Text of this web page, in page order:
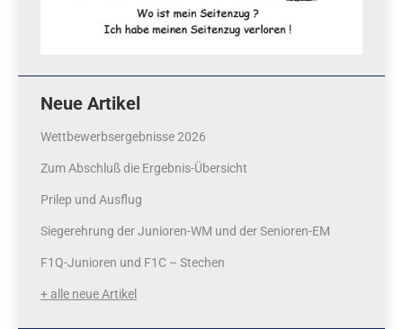
Neue Artikel
Wettbewerbsergebnisse 2026
Zum Abschluß die Ergebnis-Übersicht
Prilep und Ausflug
Siegerehrung der Junioren-WM und der Senioren-EM
F1Q-Junioren und F1C – Stechen
+ alle neue Artikel